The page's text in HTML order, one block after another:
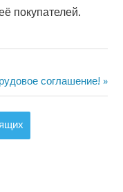
покупателей.
соглашение!